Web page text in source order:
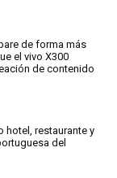
de forma más
el vivo X300
de contenido
hotel, restaurante y
del